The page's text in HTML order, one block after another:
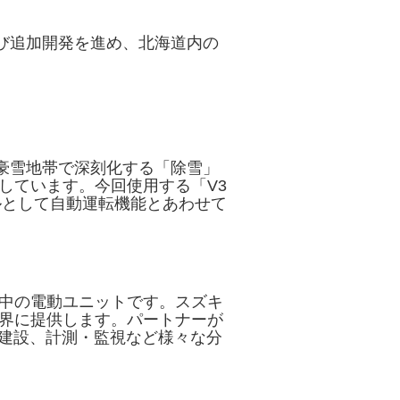
追加開発を進め、北海道内の
地帯で深刻化する「除雪」
ています。今回使用する「V3
して自動運転機能とあわせて
の電動ユニットです。スズキ
に提供します。パートナーが
設、計測・監視など様々な分